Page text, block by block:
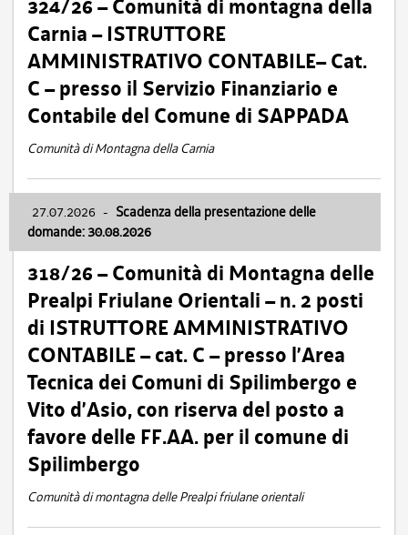
324/26 – Comunità di montagna della
Carnia – ISTRUTTORE
AMMINISTRATIVO CONTABILE– Cat.
C – presso il Servizio Finanziario e
Contabile del Comune di SAPPADA
Comunità di Montagna della Carnia
27.07.2026 - Scadenza della presentazione delle
domande: 30.08.2026
318/26 – Comunità di Montagna delle
Prealpi Friulane Orientali – n. 2 posti
di ISTRUTTORE AMMINISTRATIVO
CONTABILE – cat. C – presso l’Area
Tecnica dei Comuni di Spilimbergo e
Vito d’Asio, con riserva del posto a
favore delle FF.AA. per il comune di
Spilimbergo
Comunità di montagna delle Prealpi friulane orientali